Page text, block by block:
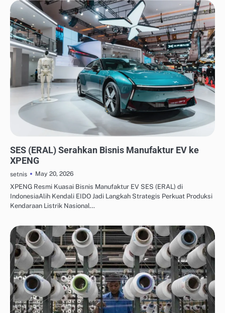
SES (ERAL) Serahkan Bisnis Manufaktur EV ke
XPENG
setnis
May 20, 2026
XPENG Resmi Kuasai Bisnis Manufaktur EV SES (ERAL) di
IndonesiaAlih Kendali EIDO Jadi Langkah Strategis Perkuat Produksi
Kendaraan Listrik Nasional…